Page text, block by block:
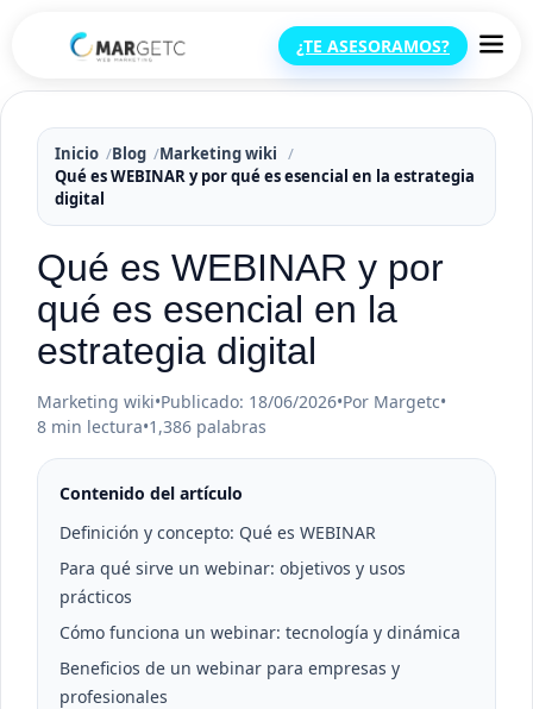
¿TE ASESORAMOS?
Inicio Blog
Marketing wiki
Qué es WEBINAR y por qué es esencial en la estrategia
digital
Qué es WEBINAR y por
qué es esencial en la
estrategia digital
Marketing wiki•Publicado: 18/06/2026•Por Margetc•
8 min lectura•1,386 palabras
Contenido del artículo
Definición y concepto: Qué es WEBINAR
Para qué sirve un webinar: objetivos y usos
prácticos
Cómo funciona un webinar: tecnología y dinámica
Beneficios de un webinar para empresas y
profesionales